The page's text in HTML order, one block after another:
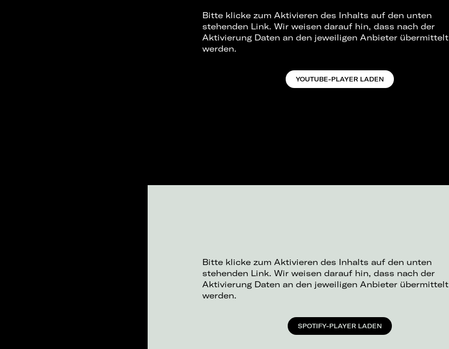
Bitte klicke zum Aktivieren des Inhalts auf den unten
stehenden Link. Wir weisen darauf hin, dass nach der
Aktivierung Daten an den jeweiligen Anbieter übermittelt
werden.
YOUTUBE-PLAYER LADEN
Bitte klicke zum Aktivieren des Inhalts auf den unten
stehenden Link. Wir weisen darauf hin, dass nach der
Aktivierung Daten an den jeweiligen Anbieter übermittelt
werden.
SPOTIFY-PLAYER LADEN